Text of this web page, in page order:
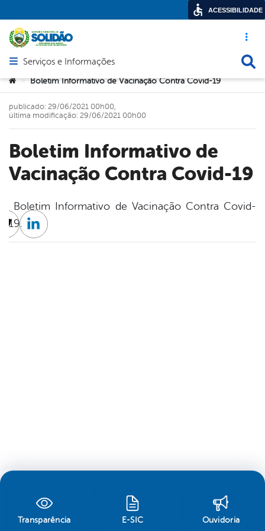
Acesso
Abrir menu principal de navegação
Serviços e Informações
Você está aqui:
> Boletim Informativo de Vacinação Contra Covid-19
Boletim Informativo de
Vacinação Contra Covid-19
publicado: 29/06/2021 00h00,
última modificação: 29/06/2021 00h00
Boletim Informativo de Vacinação Contra Covid-
19.
Twitter
Linkedin
Transparência E-SIC Ouvidoria
ACESSIBILIDADE